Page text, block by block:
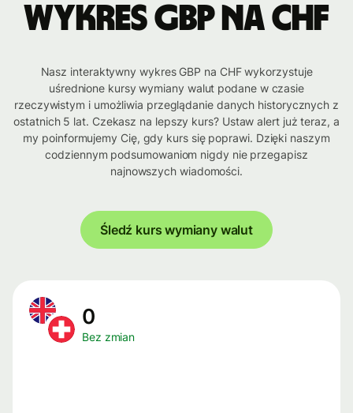
Wykres GBP na CHF
Nasz interaktywny wykres GBP na CHF wykorzystuje
uśrednione kursy wymiany walut podane w czasie
rzeczywistym i umożliwia przeglądanie danych historycznych z
ostatnich 5 lat. Czekasz na lepszy kurs? Ustaw alert już teraz, a
my poinformujemy Cię, gdy kurs się poprawi. Dzięki naszym
codziennym podsumowaniom nigdy nie przegapisz
najnowszych wiadomości.
Śledź kurs wymiany walut
0
Bez zmian